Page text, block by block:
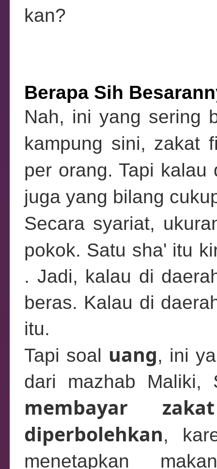
kan?
Berapa Sih
Nah, ini yang sering
kampung sini, zakat
per orang. Tapi
juga yang bilang
Secara syariat,
pokok. Satu sha' itu
. Jadi, kalau di
beras. Kalau di
itu.
Tapi soal uang, ini
dari mazhab Maliki,
membayar
diperbolehkan,
menetapkan